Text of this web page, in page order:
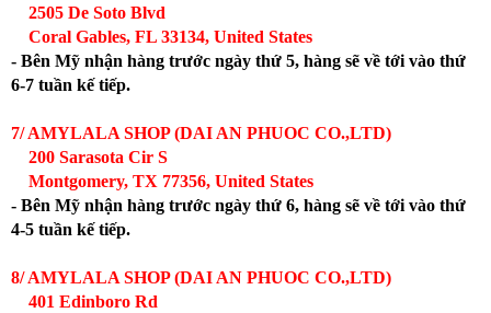
2505 De Soto Blvd
Coral Gables, FL 33134, United States
- Bên Mỹ nhận hàng trước ngày thứ 5, hàng sẽ về tới vào thứ
6-7 tuần kế tiếp.
7/ AMYLALA SHOP (DAI AN PHUOC CO.,LTD)
200 Sarasota Cir S
Montgomery, TX 77356, United States
- Bên Mỹ nhận hàng trước ngày thứ 6, hàng sẽ về tới vào thứ
4-5 tuần kế tiếp.
8/ AMYLALA SHOP (DAI AN PHUOC CO.,LTD)
401 Edinboro Rd